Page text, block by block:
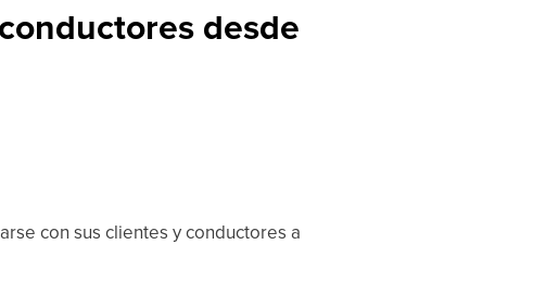
desde
con sus clientes y conductores a